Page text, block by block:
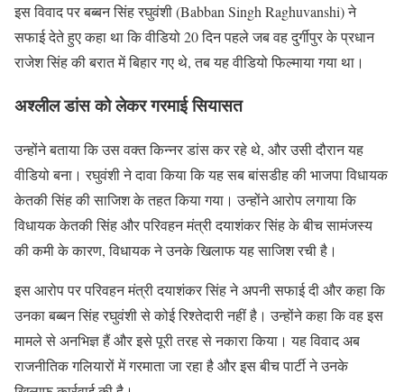
इस विवाद पर बब्बन सिंह रघुवंशी (Babban Singh Raghuvanshi) ने
सफाई देते हुए कहा था कि वीडियो 20 दिन पहले जब वह दुर्गीपुर के प्रधान
राजेश सिंह की बरात में बिहार गए थे, तब यह वीडियो फिल्माया गया था।
अश्लील डांस को लेकर गरमाई सियासत
उन्होंने बताया कि उस वक्त किन्नर डांस कर रहे थे, और उसी दौरान यह
वीडियो बना। रघुवंशी ने दावा किया कि यह सब बांसडीह की भाजपा विधायक
केतकी सिंह की साजिश के तहत किया गया। उन्होंने आरोप लगाया कि
विधायक केतकी सिंह और परिवहन मंत्री दयाशंकर सिंह के बीच सामंजस्य
की कमी के कारण, विधायक ने उनके खिलाफ यह साजिश रची है।
इस आरोप पर परिवहन मंत्री दयाशंकर सिंह ने अपनी सफाई दी और कहा कि
उनका बब्बन सिंह रघुवंशी से कोई रिश्तेदारी नहीं है। उन्होंने कहा कि वह इस
मामले से अनभिज्ञ हैं और इसे पूरी तरह से नकारा किया। यह विवाद अब
राजनीतिक गलियारों में गरमाता जा रहा है और इस बीच पार्टी ने उनके